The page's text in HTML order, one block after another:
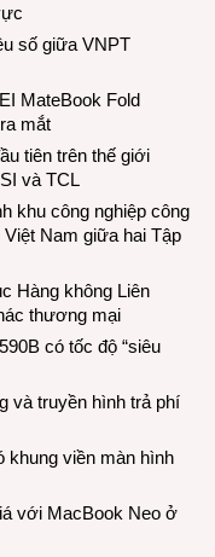
số giữa VNPT
MateBook Fold
mắt
tiên trên thế giới
và TCL
khu công nghiệp công
Nam giữa hai Tập
Hàng không Liên
thương mại
có tốc độ “siêu
và truyền hình trả phí
khung viền màn hình
với MacBook Neo ở